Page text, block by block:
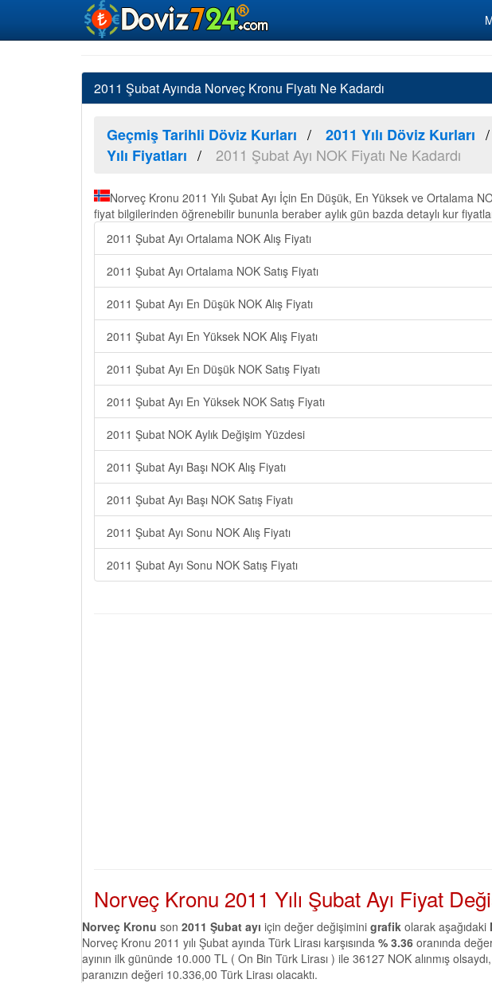
2011 Şubat Ayında Norveç Kronu Fiyatı Ne Kadardı
Geçmiş Tarihli Döviz Kurları 2011 Yılı Döviz Kurları
Yılı Fiyatları
2011 Şubat Ayı NOK Fiyatı Ne Kadardı
Norveç Kronu 2011 Yılı Şubat Ayı İçin En Düşük, En Yüksek ve Ortalama
fiyat bilgilerinden öğrenebilir bununla beraber aylık gün bazda detaylı kur
2011 Şubat Ayı Ortalama NOK Alış Fiyatı
2011 Şubat Ayı Ortalama NOK Satış Fiyatı
2011 Şubat Ayı En Düşük NOK Alış Fiyatı
2011 Şubat Ayı En Yüksek NOK Alış Fiyatı
2011 Şubat Ayı En Düşük NOK Satış Fiyatı
2011 Şubat Ayı En Yüksek NOK Satış Fiyatı
2011 Şubat NOK Aylık Değişim Yüzdesi
2011 Şubat Ayı Başı NOK Alış Fiyatı
2011 Şubat Ayı Başı NOK Satış Fiyatı
2011 Şubat Ayı Sonu NOK Alış Fiyatı
2011 Şubat Ayı Sonu NOK Satış Fiyatı
Norveç Kronu 2011 Yılı Şubat Ayı Fiyat
Norveç Kronu son 2011 Şubat ayı için değer değişimini grafik olarak aşağıdaki
Norveç Kronu 2011 yılı Şubat ayında Türk Lirası karşısında % 3.36 oranında
ayının ilk gününde 10.000 TL ( On Bin Türk Lirası ) ile 36127 NOK alınmış
paranızın değeri 10.336,00 Türk Lirası olacaktı.